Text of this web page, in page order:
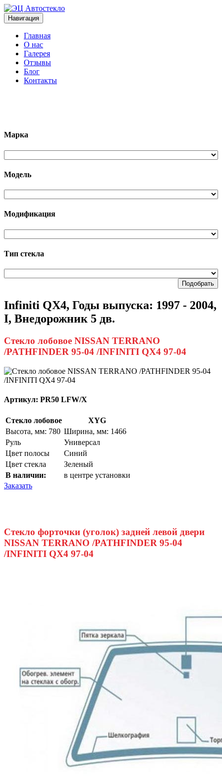
Навигация
Главная
О нас
Галерея
Отзывы
Блог
Контакты
Марка
Модель
Модификация
Тип стекла
Подобрать
Infiniti QX4, Годы выпуска: 1997 - 2004,
I, Внедорожник 5 дв.
Стекло лобовое NISSAN TERRANO
/PATHFINDER 95-04 /INFINITI QX4 97-04
Артикул: PR50 LFW/X
Стекло лобовое
XYG
Высота, мм: 780 Ширина, мм: 1466
Руль
Универсал
Цвет полосы
Синий
Цвет стекла
Зеленый
В наличии:
в центре установки
Заказать
Стекло форточки (уголок) задней левой двери
NISSAN TERRANO /PATHFINDER 95-04
/INFINITI QX4 97-04